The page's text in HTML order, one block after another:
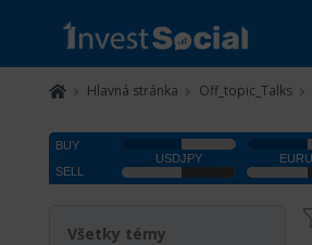
Hlavná stránka Off_topic_Talks
Všetky témy